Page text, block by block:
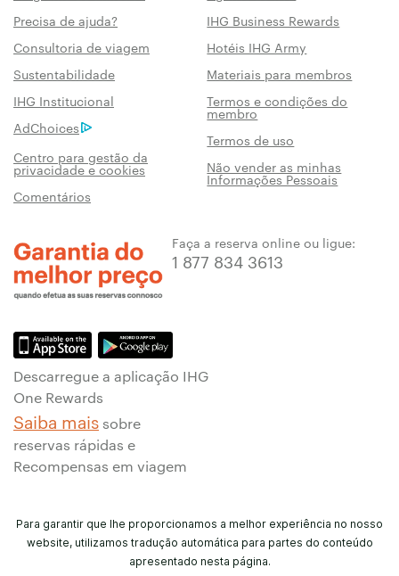
Precisa de ajuda?
IHG Business Rewards
Consultoria de viagem
Hotéis IHG Army
Sustentabilidade
Materiais para membros
IHG Institucional
Termos e condições do
membro
AdChoices
Termos de uso
Centro para gestão da
privacidade e cookies Não vender as minhas
Informações Pessoais
Comentários
Faça a reserva online ou ligue:
1 877 834 3613
Descarregue a aplicação IHG
One Rewards
Saiba mais sobre
reservas rápidas e
Recompensas em viagem
Para garantir que lhe proporcionamos a melhor experiência no nosso
website, utilizamos tradução automática para partes do conteúdo
apresentado nesta página.